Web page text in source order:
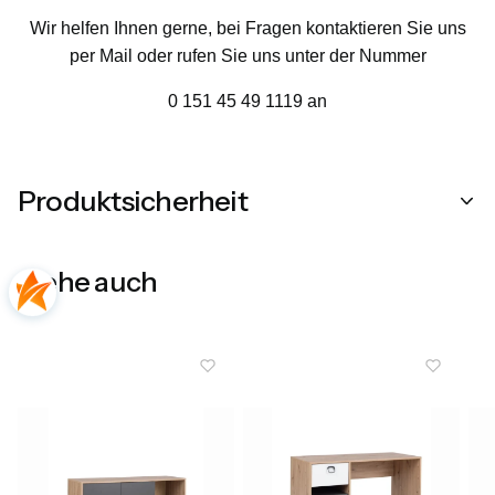
Wir helfen Ihnen gerne, bei Fragen kontaktieren Sie uns
per Mail oder rufen Sie uns unter der Nummer
0 151 45 49 1119 an
Produktsicherheit
Siehe auch